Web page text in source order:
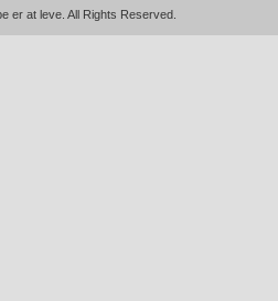
er at leve. All Rights Reserved.